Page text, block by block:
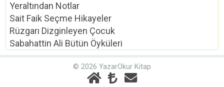
Yeraltından Notlar
Sait Faik Seçme Hikayeler
Rüzgarı Dizginleyen Çocuk
Sabahattin Ali Bütün Öyküleri
© 2026 YazarOkur Kitap